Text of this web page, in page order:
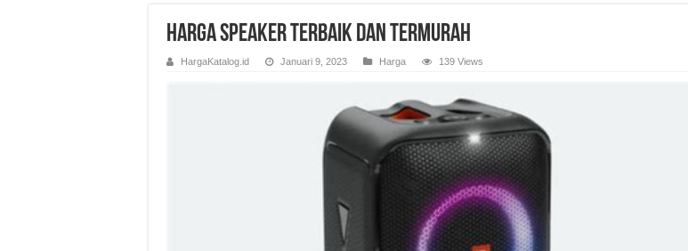
Harga Speaker Terbaik dan Termurah
HargaKatalog.id Januari 9, 2023 Harga 139 Views